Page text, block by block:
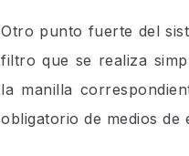
Otro punto fuerte del
filtro que se realiza
la manilla
obligatorio de medios de